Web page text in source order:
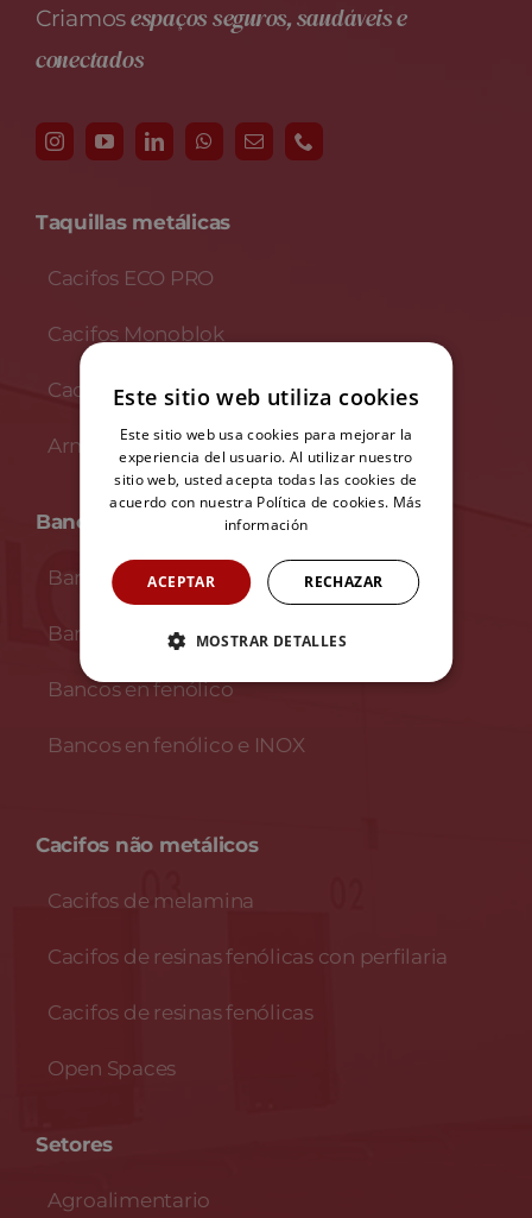
Criamosespaços seguros, saudáveis e
conectados
Taquillas metálicas
Cacifos ECO PRO
Cacifos Monoblok
Cacifos INOX
Armários de escritorio
Bancos
Bancos em madeira
Bancos em melamina
Bancos en fenólico
Bancos en fenólico e INOX
Cacifos não metálicos
Cacifos de melamina
Cacifos de resinas fenólicas con perfilaria
Cacifos de resinas fenólicas
Open Spaces
Setores
Agroalimentario
Este sitio web utiliza cookies
Este sitio web usa cookies para mejorar la
experiencia del usuario. Al utilizar nuestro
sitio web, usted acepta todas las cookies de
acuerdo con nuestra Política de cookies. Más
información
ACEPTAR RECHAZAR
MOSTRAR DETALLES